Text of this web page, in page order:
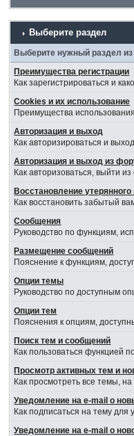
Выберите раздел
Выберите нужный раздел из
Преимущества регистрации
Как зарегистрироваться и
Cookies и их использование
Преимущества
Авторизация и выход
Как авторизироваться и
Авторизация и выход из
Как авторизоваться, выйти
Восстановление
Как восстановить забытый
Сообщения
Руководство по функциям,
Размещение сообщений
Пояснение к функциям,
Опции темы
Руководство по доступным
Опции тем
Пояснения к опциям,
Поиск тем и сообщений
Как пользоваться функцией
Просмотр активных тем и
Как просмотреть все темы,
Уведомление на e-mail о
Как подписаться на тему
Уведомление на е-mail о